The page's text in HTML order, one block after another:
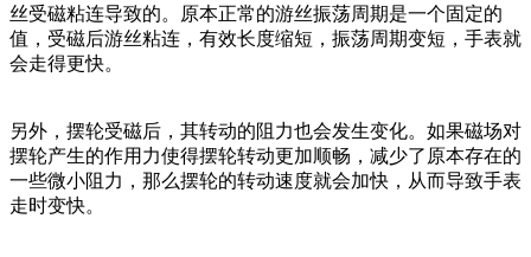
丝受磁粘连导致的。原本正常的游丝振荡周期是一个固定的
值，受磁后游丝粘连，有效长度缩短，振荡周期变短，手表就
会走得更快。
另外，摆轮受磁后，其转动的阻力也会发生变化。如果磁场对
摆轮产生的作用力使得摆轮转动更加顺畅，减少了原本存在的
一些微小阻力，那么摆轮的转动速度就会加快，从而导致手表
走时变快。